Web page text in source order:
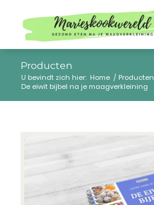
Producten
U bevindt zich hier: Home / Producten
De eiwit bijbel na je maagverkleining